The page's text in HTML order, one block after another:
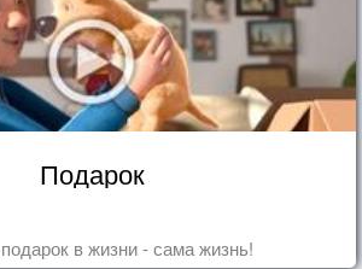
Подарок
в жизни - сама жизнь!